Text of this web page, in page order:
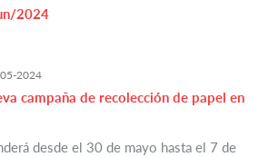
2024
2024
campaña de recolección de papel en
desde el 30 de mayo hasta el 7 de